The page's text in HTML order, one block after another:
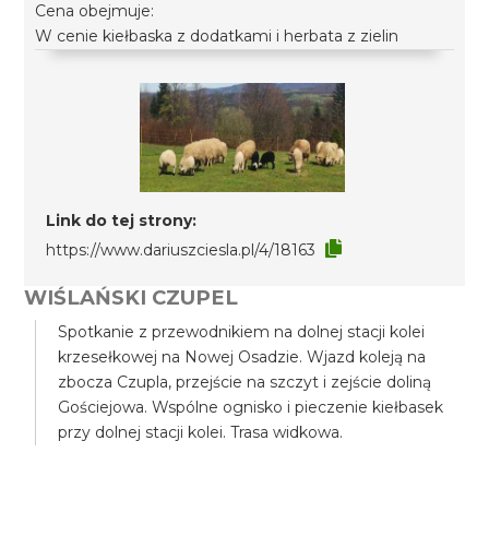
Cena obejmuje:
W cenie kiełbaska z dodatkami i herbata z zielin
Link do tej strony:
https://www.dariuszciesla.pl/4/18163
WIŚLAŃSKI CZUPEL
Spotkanie z przewodnikiem na dolnej stacji kolei
krzesełkowej na Nowej Osadzie. Wjazd koleją na
zbocza Czupla, przejście na szczyt i zejście doliną
Gościejowa. Wspólne ognisko i pieczenie kiełbasek
przy dolnej stacji kolei. Trasa widkowa.